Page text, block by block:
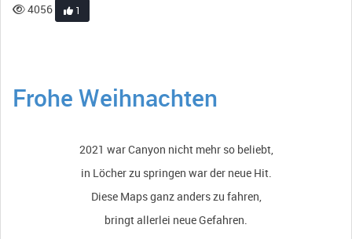
4056
1
Frohe Weihnachten
2021 war Canyon nicht mehr so beliebt,
in Löcher zu springen war der neue Hit.
Diese Maps ganz anders zu fahren,
bringt allerlei neue Gefahren.